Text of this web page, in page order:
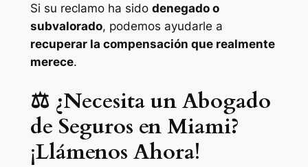
Si su reclamo ha sido denegado o
subvalorado, podemos ayudarle a
recuperar la compensación que realmente
merece.
⚖️ ¿Necesita un Abogado
de Seguros en Miami?
¡Llámenos Ahora!